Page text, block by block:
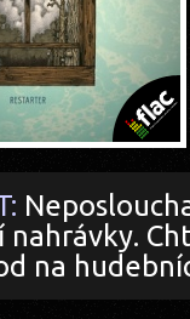
nahrávky.
na